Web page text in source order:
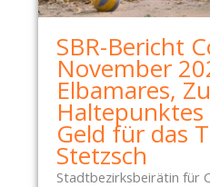
SBR-Bericht
November
Elbamares,
Geld für das
Stetzsch
Stadtbezirksbeirätin für